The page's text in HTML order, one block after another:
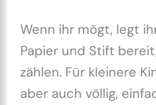
Wenn ihr mögt, legt
Papier und Stift
zählen. Für kleinere
aber auch völlig,